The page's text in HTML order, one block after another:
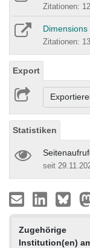
Zitationen: 12
Dimensions
Zitationen: 13
Export
Statistiken
seit
Zugehörige
Institution(en)